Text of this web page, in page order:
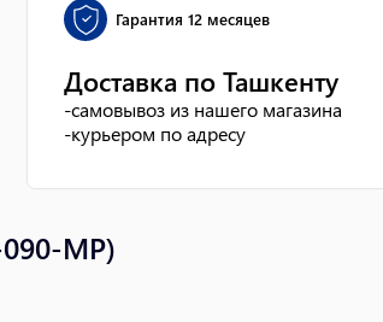
MP)
Гарантия 12 месяцев
Доставка по Ташкенту
-самовывоз из нашего магазина
-курьером по адресу